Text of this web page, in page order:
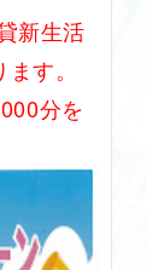
新生活
す。
分を